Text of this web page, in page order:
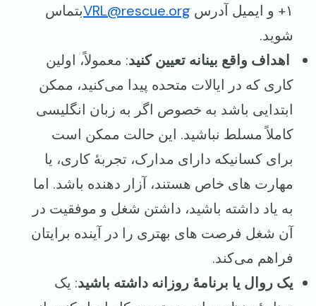
۱+ و ایمیل آدرس
VRL@rescue.orgبتماس
شوید.
اهداف واقع بینانه تعیین کنید: معمولاً، اولین
کاری که در ایالات متحده پیدا می‌کنید، ممکن
ابتدایی باشد به خصوص اگر به زبان انگلیسی
کاملاً مسلط نباشید. این حالت ممکن است
برای کسانیکه دارای مدارک، تجربهٔ کاری، یا
مهارت های خاص هستند، آزار دهنده باشد. اما
به یاد داشته باشید، داشتن شغل و موفقیت در
آن شغل فرصت‌ های بهتری را در آینده برایتان
فراهم می‌کند.
یک روال یا برنامهٔ روزانه داشته باشید: یک